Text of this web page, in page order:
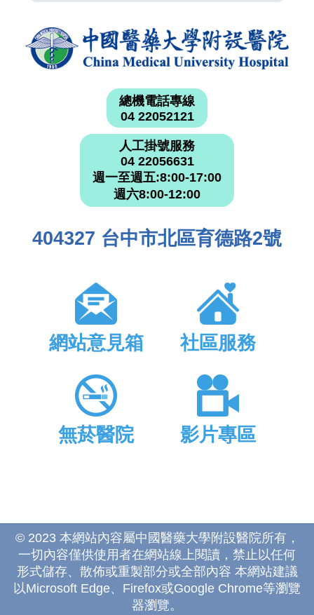
總機電話專線
04 22052121
人工掛號服務
04 22056631
週一至週五:8:00-17:00
週六8:00-12:00
404327 台中市北區育德路2號
網站意見箱 社區服務
無菸醫院 影片專區
© 2023 本網站內容屬中國醫藥大學附設醫院所有，
一切內容僅供使用者在網站線上閱讀，禁止以任何
形式儲存、散佈或重製部分或全部內容 本網站建議
以Microsoft Edge、Firefox或Google Chrome等瀏覽
器瀏覽。